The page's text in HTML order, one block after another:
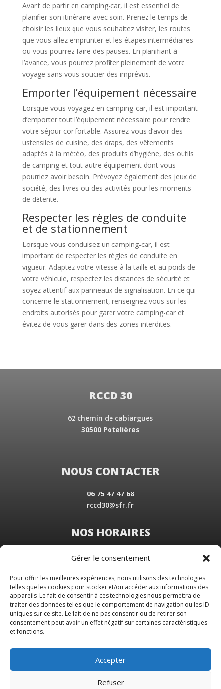
Gérer le consentement
Pour offrir les meilleures expériences, nous utilisons des technologies
telles que les cookies pour stocker et/ou accéder aux informations des
appareils. Le fait de consentir à ces technologies nous permettra de
traiter des données telles que le comportement de navigation ou les ID
uniques sur ce site. Le fait de ne pas consentir ou de retirer son
consentement peut avoir un effet négatif sur certaines caractéristiques
et fonctions.
Accepter
Refuser
Avant de partir en camping-car, il est essentiel de
planifier son itinéraire avec soin. Prenez le temps de
choisir les lieux que vous souhaitez visiter, les routes
que vous allez emprunter et les étapes intermédiaires
où vous pourrez faire des pauses. En planifiant à
l’avance, vous pourrez profiter pleinement de votre
voyage sans vous soucier des imprévus.
Emporter l’équipement nécessaire
Lorsque vous voyagez en camping-car, il est important
d’emporter tout l’équipement nécessaire pour rendre
votre séjour confortable. Assurez-vous d’avoir des
ustensiles de cuisine, des draps, des vêtements
adaptés à la météo, des produits d’hygiène, des outils
de camping et tout autre équipement dont vous
pourriez avoir besoin. Prévoyez également des jeux de
société, des livres ou des activités pour les moments
de détente.
Respecter les règles de conduite
et de stationnement
Lorsque vous conduisez un camping-car, il est
important de respecter les règles de conduite en
vigueur. Adaptez votre vitesse à la taille et au poids de
votre véhicule, respectez les distances de sécurité et
soyez attentif aux panneaux de signalisation. En ce qui
concerne le stationnement, renseignez-vous sur les
endroits autorisés pour garer votre camping-car et
évitez de vous garer dans des zones interdites.
RCCD 30
62 chemin de cabiargues
30500 Potelières
NOUS CONTACTER
06 75 47 47 68
rccd30@sfr.fr
NOS HORAIRES
Du Lundi au Vendredi
Samedi sur rendez-vous